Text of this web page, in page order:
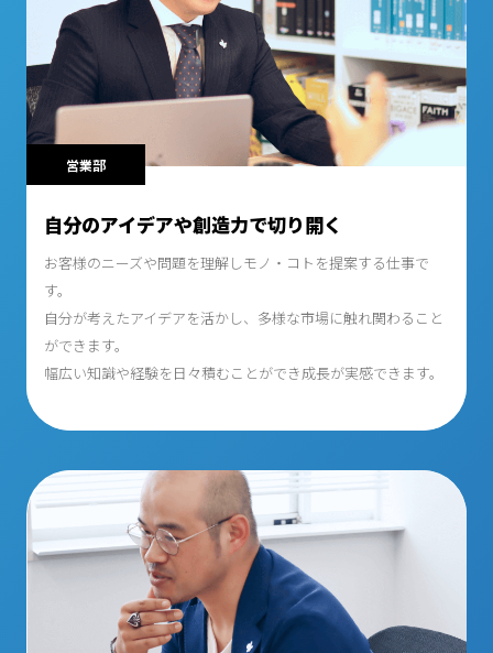
営業部
自分のアイデアや創造力で切り開く
お客様のニーズや問題を理解しモノ・コトを提案する仕事で
す。
自分が考えたアイデアを活かし、多様な市場に触れ関わること
ができます。
幅広い知識や経験を日々積むことができ成長が実感できます。